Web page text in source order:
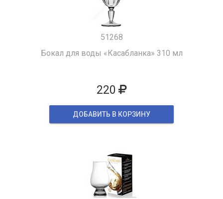
51268
Бокал для воды «Касабланка» 310 мл
220
ДОБАВИТЬ В КОРЗИНУ